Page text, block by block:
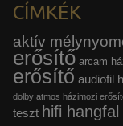
CÍMKÉK
aktív
erősítő arcam
erősítő audiofil
dolby atmos házimozi
teszt hifi hangfal